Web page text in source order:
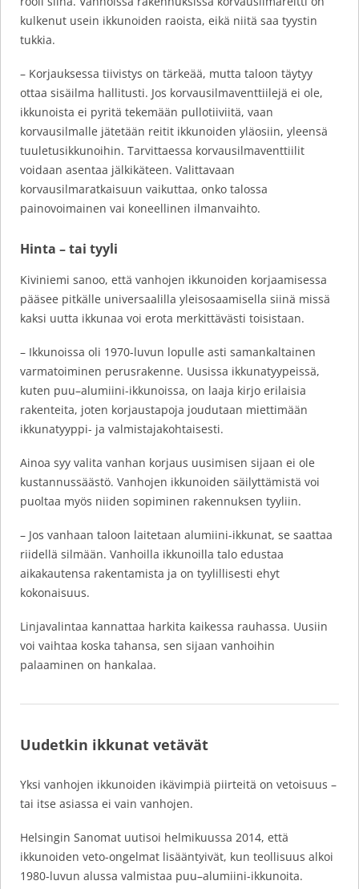
kulkenut usein ikkunoiden raoista, eikä niitä saa tyystin
tukkia.
– Korjauksessa tiivistys on tärkeää, mutta taloon täytyy
ottaa sisäilma hallitusti. Jos korvausilmaventtiilejä ei ole,
ikkunoista ei pyritä tekemään pullotiiviitä, vaan
korvausilmalle jätetään reitit ikkunoiden yläosiin, yleensä
tuuletusikkunoihin. Tarvittaessa korvausilmaventtiilit
voidaan asentaa jälkikäteen. Valittavaan
korvausilmaratkaisuun vaikuttaa, onko talossa
painovoimainen vai koneellinen ilmanvaihto.
Hinta – tai tyyli
Kiviniemi sanoo, että vanhojen ikkunoiden korjaamisessa
pääsee pitkälle universaalilla yleisosaamisella siinä missä
kaksi uutta ikkunaa voi erota merkittävästi toisistaan.
– Ikkunoissa oli 1970-luvun lopulle asti samankaltainen
varmatoiminen perusrakenne. Uusissa ikkunatyypeissä,
kuten puu–alumiini-ikkunoissa, on laaja kirjo erilaisia
rakenteita, joten korjaustapoja joudutaan miettimään
ikkunatyyppi- ja valmistajakohtaisesti.
Ainoa syy valita vanhan korjaus uusimisen sijaan ei ole
kustannussäästö. Vanhojen ikkunoiden säilyttämistä voi
puoltaa myös niiden sopiminen rakennuksen tyyliin.
– Jos vanhaan taloon laitetaan alumiini-ikkunat, se saattaa
riidellä silmään. Vanhoilla ikkunoilla talo edustaa
aikakautensa rakentamista ja on tyylillisesti ehyt
kokonaisuus.
Linjavalintaa kannattaa harkita kaikessa rauhassa. Uusiin
voi vaihtaa koska tahansa, sen sijaan vanhoihin
palaaminen on hankalaa.
Uudetkin ikkunat vetävät
Yksi vanhojen ikkunoiden ikävimpiä piirteitä on vetoisuus –
tai itse asiassa ei vain vanhojen.
Helsingin Sanomat uutisoi helmikuussa 2014, että
ikkunoiden veto-ongelmat lisääntyivät, kun teollisuus alkoi
1980-luvun alussa valmistaa puu–alumiini-ikkunoita.